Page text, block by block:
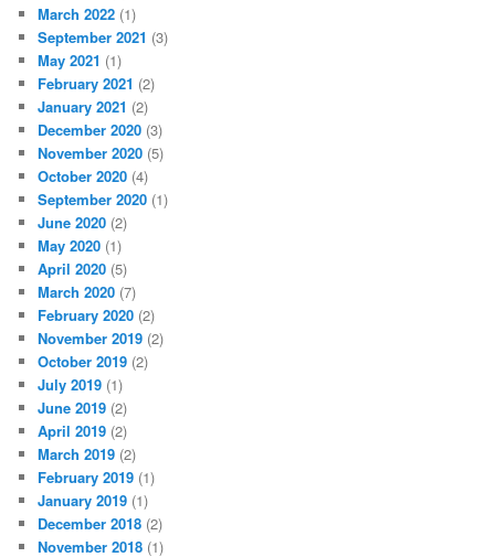
March 2022 (1)
September 2021 (3)
May 2021 (1)
February 2021 (2)
January 2021 (2)
December 2020 (3)
November 2020 (5)
October 2020 (4)
September 2020 (1)
June 2020 (2)
May 2020 (1)
April 2020 (5)
March 2020 (7)
February 2020 (2)
November 2019 (2)
October 2019 (2)
July 2019 (1)
June 2019 (2)
April 2019 (2)
March 2019 (2)
February 2019 (1)
January 2019 (1)
December 2018 (2)
November 2018 (1)